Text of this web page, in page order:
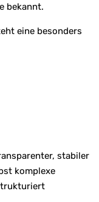
bekannt.
eine besonders
stabiler
komplexe